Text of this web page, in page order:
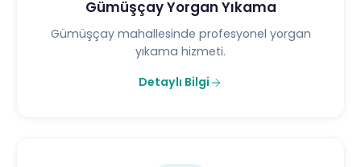
Gümüşçay Yorgan Yıkama
Gümüşçay mahallesinde profesyonel yorgan
yıkama hizmeti.
Detaylı Bilgi